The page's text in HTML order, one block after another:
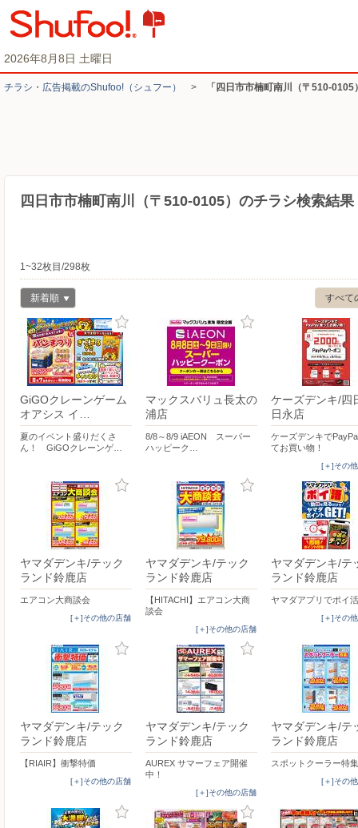
2026年8月8日 土曜日
チラシ・​広告掲載の​Shufoo!​（シュフー） > 「四日市市楠町南川（〒510-
四日市市楠町南川（〒510-0105）のチラシ検索結果
1~32枚目/298枚
すべて
新着順
GiGOクレーンゲーム
オアシス イ…
夏のイベント盛りだくさ
ん！ GiGOクレーンゲ…
マックスバリュ長太の
浦店
8/8～8/9 iAEON スーパー
ハッピーク…
ケーズデンキ/四
日永店
ケーズデンキで
てお買い物！
[＋]その
ヤマダデンキ/テック
ランド鈴鹿店
エアコン大商談会
[＋]その他の店舗
ヤマダデンキ/テック
ランド鈴鹿店
【HITACHI】エアコン大商
談会
[＋]その他の店舗
ヤマダデンキ/テ
ランド鈴鹿店
ヤマダアプリでポイ活
[＋]その
ヤマダデンキ/テック
ランド鈴鹿店
【RIAIR】衝撃特価
[＋]その他の店舗
ヤマダデンキ/テック
ランド鈴鹿店
AUREX サマーフェア開催
中！
[＋]その他の店舗
ヤマダデンキ/テ
ランド鈴鹿店
スポットクーラー特集
[＋]その